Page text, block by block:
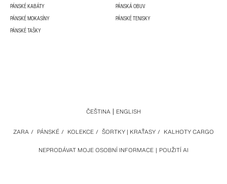
PÁNSKÉ KABÁTY
PÁNSKÁ OBUV
PÁNSKÉ MOKASÍNY
PÁNSKÉ TENISKY
PÁNSKÉ TAŠKY
NEPRODÁVAT MOJE OSOBNÍ INFORMACE POUŽITÍ AI
ZARA / PÁNSKÉ / KOLEKCE / ŠORTKY | KRAŤASY / KALHOTY CARGO
ČEŠTINA ENGLISH